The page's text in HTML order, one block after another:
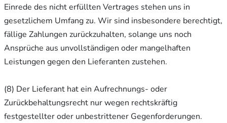
Einrede des nicht erfüllten Vertrages stehen uns in
gesetzlichem Umfang zu. Wir sind insbesondere berechtigt,
fällige Zahlungen zurückzuhalten, solange uns noch
Ansprüche aus unvollständigen oder mangelhaften
Leistungen gegen den Lieferanten zustehen.
(8) Der Lieferant hat ein Aufrechnungs- oder
Zurückbehaltungsrecht nur wegen rechtskräftig
festgestellter oder unbestrittener Gegenforderungen.